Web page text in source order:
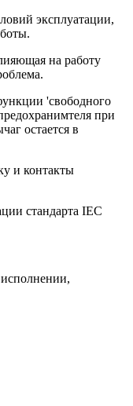
эксплуатации,
на работу
'свободного
при
остается в
и контакты
стандарта IEC